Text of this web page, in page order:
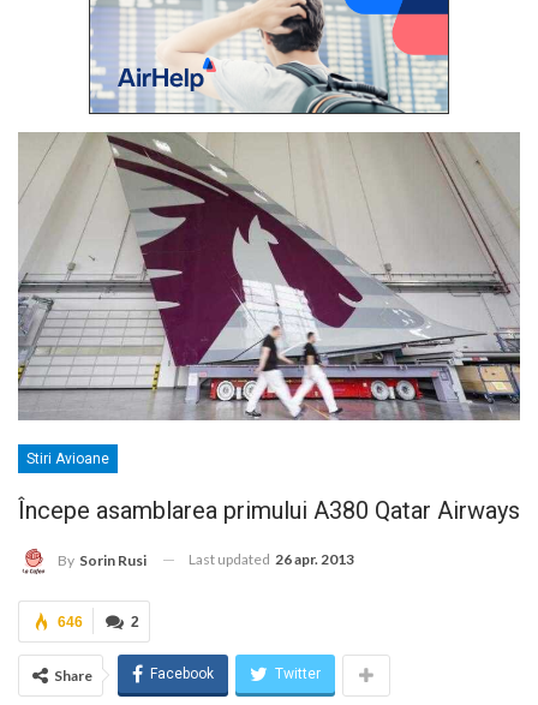
Stiri Avioane
Începe asamblarea primului A380 Qatar Airways
By Sorin Rusi Last updated 26 apr. 2013
2
646
Share Facebook Twitter